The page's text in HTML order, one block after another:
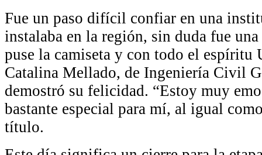
Fue un paso difícil confiar en una
instalaba en la región, sin duda fue
puse la camiseta y con todo el espíritu
Catalina Mellado, de Ingeniería Civil
demostró su felicidad. “Estoy muy
bastante especial para mí, al igual
título.